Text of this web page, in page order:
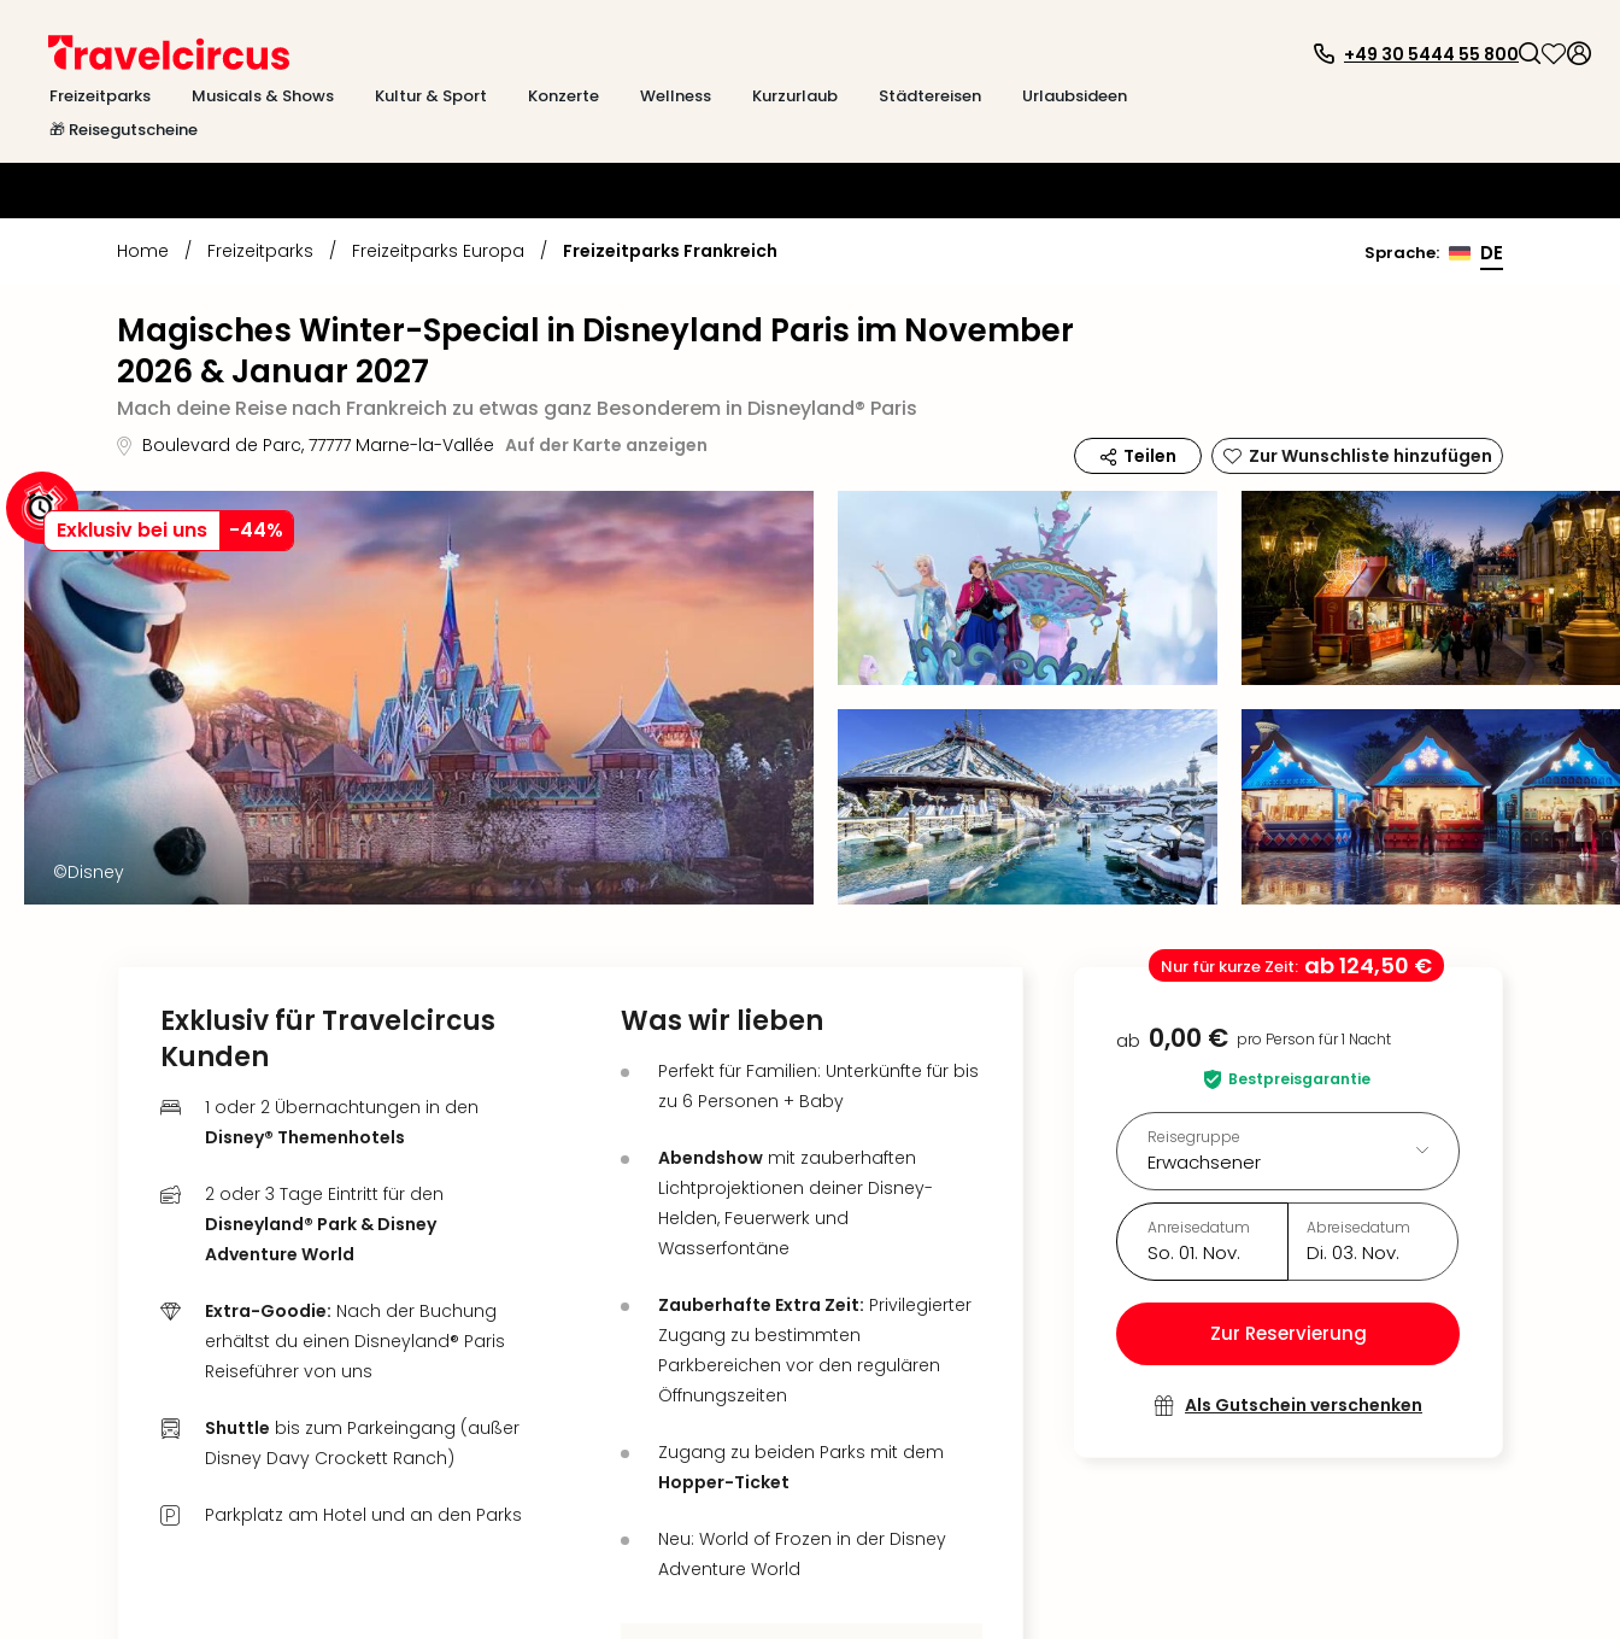
Freizeitparks Musicals & Shows Kultur & Sport Konzerte Wellness Kurzurlaub Städtereisen
Urlaubsideen
🎁 Reisegutscheine
+49 30 5444 55 800
Home / Freizeitparks / Freizeitparks Europa / Freizeitparks Frankreich Sprache: DE
Magisches Winter-Special in Disneyland Paris im November
2026 & Januar 2027
Mach deine Reise nach Frankreich zu etwas ganz Besonderem in Disneyland® Paris
Boulevard de Parc, 77777 Marne-la-Vallée Auf der Karte anzeigen Teilen Zur Wunschliste hinzufügen
Exklusiv bei uns -44%
©Disney
ab
Nur für kurze Zeit: ab124,50 €
0,00 € pro Person für 1 Nacht
Bestpreisgarantie
Reisegruppe
Erwachsener
Anreisedatum
So. 01. Nov.
Abreisedatum
Di. 03. Nov.
Zur Reservierung
Als Gutschein verschenken
Exklusiv für Travelcircus
Kunden
1 oder 2 Übernachtungen in den
Disney® Themenhotels
2 oder 3 Tage Eintritt für den
Disneyland® Park & Disney
Adventure World
Extra-Goodie: Nach der Buchung
erhältst du einen Disneyland® Paris
Reiseführer von uns
Shuttle bis zum Parkeingang (außer
Disney Davy Crockett Ranch)
Parkplatz am Hotel und an den Parks
Was wir lieben
Perfekt für Familien: Unterkünfte für bis
zu 6 Personen + Baby
Abendshow mit zauberhaften
Lichtprojektionen deiner Disney-
Helden, Feuerwerk und
Wasserfontäne
Zauberhafte Extra Zeit: Privilegierter
Zugang zu bestimmten
Parkbereichen vor den regulären
Öffnungszeiten
Zugang zu beiden Parks mit dem
Hopper-Ticket
Neu: World of Frozen in der Disney
Adventure World